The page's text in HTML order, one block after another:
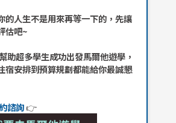
的人生不是用來再等一下的，先讓
估吧~
助超多學生成功出發馬爾他遊學，
宿安排到預算規劃都能給你最誠懇
諮詢👉